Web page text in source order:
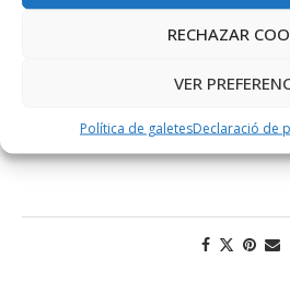
RECHAZAR
VER
Política de galetesDeclaració de